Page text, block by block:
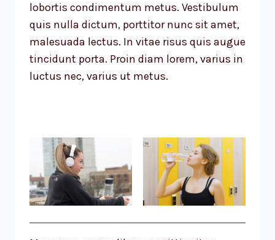
lobortis condimentum metus. Vestibulum
quis nulla dictum, porttitor nunc sit amet,
malesuada lectus. In vitae risus quis augue
tincidunt porta. Proin diam lorem, varius in
luctus nec, varius ut metus.